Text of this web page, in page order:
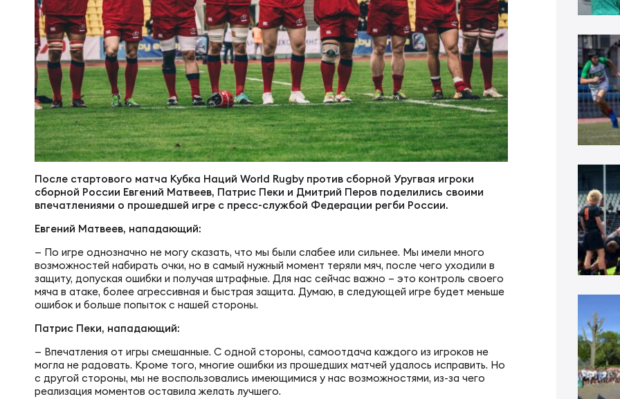
Регионы
Сборные
Антидопинг
Магазин
Контакты
Суперкубок России
Высшая лига
Лига молодежных команд
Чемпионат России по регби-7
Кубок России по регби-7
Высшая лига по регби-7
Финал ФРЛ-7
Попечительский совет
Правление
Национальный совет тренеров
Контрольно-дисциплинарный комитет
История регби в России
Детско-юношеское регби
Сборная России U17
Русские Барбарианс
ЖЕНСКИЕ
Сборная по регби-7
После стартового матча Кубка Наций World Rugby против сборной Уругвая игроки
сборной России Евгений Матвеев, Патрис Пеки и Дмитрий Перов поделились своими
впечатлениями о прошедшей игре с пресс-службой Федерации регби России.
Евгений Матвеев, нападающий:
— По игре однозначно не могу сказать, что мы были слабее или сильнее. Мы имели много
возможностей набирать очки, но в самый нужный момент теряли мяч, после чего уходили в
защиту, допуская ошибки и получая штрафные. Для нас сейчас важно – это контроль своего
мяча в атаке, более агрессивная и быстрая защита. Думаю, в следующей игре будет меньше
ошибок и больше попыток с нашей стороны.
Патрис Пеки, нападающий:
— Впечатления от игры смешанные. С одной стороны, самоотдача каждого из игроков не
могла не радовать. Кроме того, многие ошибки из прошедших матчей удалось исправить. Но
с другой стороны, мы не воспользовались имеющимися у нас возможностями, из-за чего
реализация моментов оставила желать лучшего.
Согласен на обработку персональных данных
ОТПРАВИТЬ